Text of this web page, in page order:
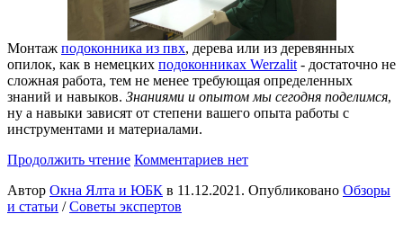
Монтаж подоконника из пвх, дерева или из деревянных
опилок, как в немецких подоконниках Werzalit- достаточно не
сложная работа, тем не менее требующая определенных
знаний и навыков. Знаниями и опытом мы сегодня поделимся,
ну а навыки зависят от степени вашего опыта работы с
инструментами и материалами.
Продолжить чтение Комментариев нет
Автор Окна Ялта и ЮБК в 11.12.2021. Опубликовано Обзоры
и статьи /Советы экспертов